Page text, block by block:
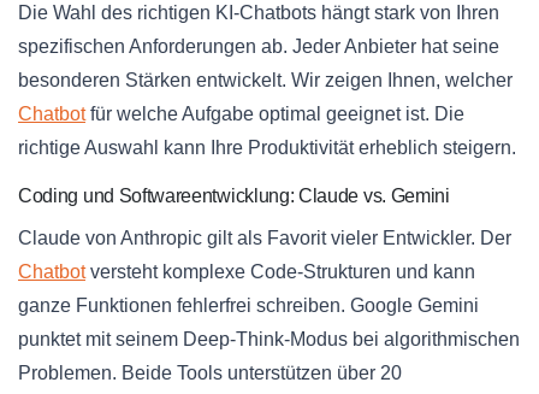
Die Wahl des richtigen KI-Chatbots hängt stark von Ihren
spezifischen Anforderungen ab. Jeder Anbieter hat seine
besonderen Stärken entwickelt. Wir zeigen Ihnen, welcher
Chatbotfür welche Aufgabe optimal geeignet ist. Die
richtige Auswahl kann Ihre Produktivität erheblich steigern.
Coding und Softwareentwicklung: Claude vs. Gemini
Claude von Anthropic gilt als Favorit vieler Entwickler. Der
Chatbotversteht komplexe Code-Strukturen und kann
ganze Funktionen fehlerfrei schreiben. Google Gemini
punktet mit seinem Deep-Think-Modus bei algorithmischen
Problemen. Beide Tools unterstützen über 20